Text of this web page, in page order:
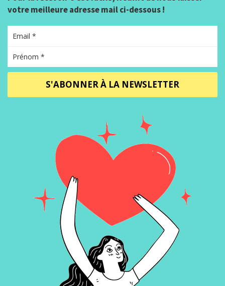
votre meilleure adresse mail ci-dessous !
S'ABONNER À LA NEWSLETTER